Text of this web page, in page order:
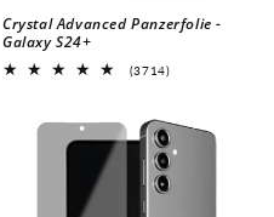
Crystal Advanced Panzerfolie -
Galaxy S24+
(3714)3714